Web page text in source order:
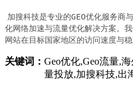
加搜科技是专业的GEO优化服务商
化网络加速与流量优化解决方案。
网站在目标国家地区的访问速度与
关键词： Geo优化,Geo流量,
量投放,加搜科技,出